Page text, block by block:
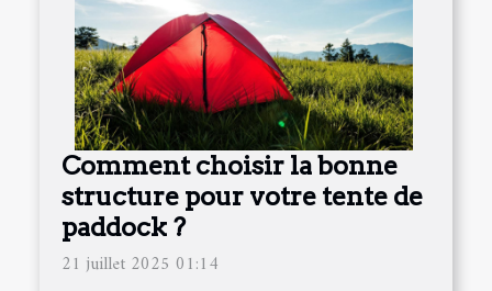
Comment choisir la bonne
structure pour votre tente de
paddock ?
21 juillet 2025 01:14